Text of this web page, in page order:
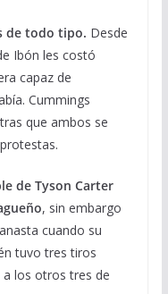
de todo tipo. Desde
Ibón les costó
capaz de
Cummings
que ambos se
de Tyson Carter
, sin embargo
cuando su
tuvo tres tiros
los otros tres de